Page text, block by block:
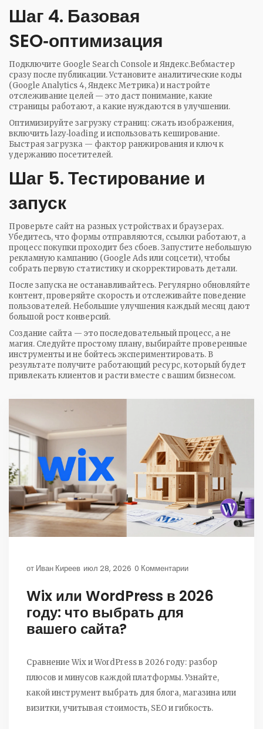
Шаг 4. Базовая
SEO‑оптимизация
Подключите Google Search Console и Яндекс.Вебмастер
сразу после публикации. Установите аналитические коды
(Google Analytics 4, Яндекс Метрика) и настройте
отслеживание целей — это даст понимание, какие
страницы работают, а какие нуждаются в улучшении.
Оптимизируйте загрузку страниц: сжать изображения,
включить lazy‑loading и использовать кеширование.
Быстрая загрузка — фактор ранжирования и ключ к
удержанию посетителей.
Шаг 5. Тестирование и
запуск
Проверьте сайт на разных устройствах и браузерах.
Убедитесь, что формы отправляются, ссылки работают, а
процесс покупки проходит без сбоев. Запустите небольшую
рекламную кампанию (Google Ads или соцсети), чтобы
собрать первую статистику и скорректировать детали.
После запуска не останавливайтесь. Регулярно обновляйте
контент, проверяйте скорость и отслеживайте поведение
пользователей. Небольшие улучшения каждый месяц дают
большой рост конверсий.
Создание сайта — это последовательный процесс, а не
магия. Следуйте простому плану, выбирайте проверенные
инструменты и не бойтесь экспериментировать. В
результате получите работающий ресурс, который будет
привлекать клиентов и расти вместе с вашим бизнесом.
от Иван Киреев июл 28, 2026 0 Комментарии
Wix или WordPress в 2026
году: что выбрать для
вашего сайта?
Сравнение Wix и WordPress в 2026 году: разбор
плюсов и минусов каждой платформы. Узнайте,
какой инструмент выбрать для блога, магазина или
визитки, учитывая стоимость, SEO и гибкость.